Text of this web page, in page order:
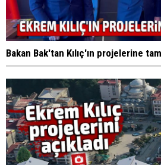
Bakan Bak'tan Kılıç'ın projelerine